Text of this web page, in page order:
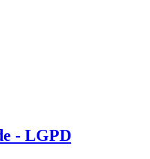
- LGPD